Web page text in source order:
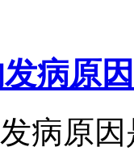
病原因
病原